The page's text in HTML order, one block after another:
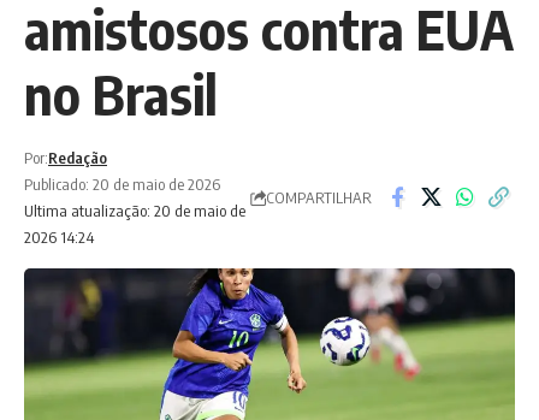
amistosos contra EUA
no Brasil
Ultima atualização: 20 de maio de
2026 14:24
Por:Redação
Publicado: 20 de maio de 2026
COMPARTILHAR